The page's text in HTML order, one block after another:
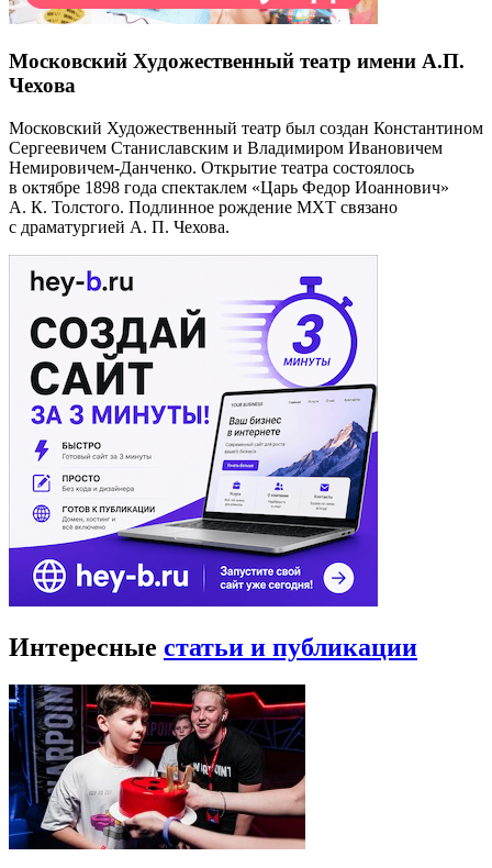
Московский Художественный театр имени А.П.
Чехова
Московский Художественный театр был создан Константином
Сергеевичем Станиславским и Владимиром Ивановичем
Немировичем-Данченко. Открытие театра состоялось
в октябре 1898 года спектаклем «Царь Федор Иоаннович»
А. К. Толстого. Подлинное рождение МХТ связано
с драматургией А. П. Чехова.
Интересные статьи и публикации